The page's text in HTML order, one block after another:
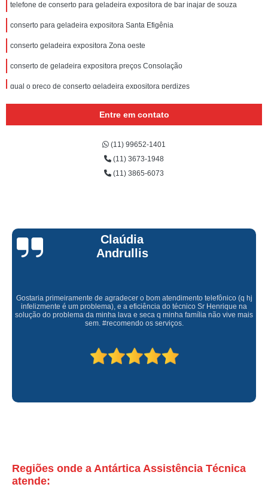
telefone de conserto para geladeira expositora de bar inajar de souza
conserto para geladeira expositora Santa Efigênia
conserto geladeira expositora Zona oeste
conserto de geladeira expositora preços Consolação
qual o preço de conserto geladeira expositora perdizes
conserto de geladeira expositora Higienópolis
conserto e manutenção de geladeira expositora preços Santa Efigênia
conserto de geladeira expositora preços Santa Efigênia
assistencia tecnica e conserto geladeira expositora preços Caiubi
conserto e assistencia de geladeira expositora preços Trianon Masp
qual o preço de conserto de geladeira expositora Glicério
contratar assistencia tecnica e conserto geladeira expositora Vila Pompeia
conserto geladeira expositora República
Entre em contato
(11) 99652-1401
(11) 3673-1948
(11) 3865-6073
Claúdia
Andrullis
Gostaria primeiramente de agradecer o bom atendimento telefônico (q hj
infelizmente é um problema), e a eficiência do técnico Sr Henrique na
solução do problema da minha lava e seca q minha família não vive mais
sem. #recomendo os serviços.
Regiões onde a Antártica Assistência Técnica
atende: